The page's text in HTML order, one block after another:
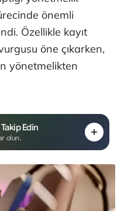
önemli
Özellikle kayıt
öne çıkarken,
yönetmelikten
Edin
olun.